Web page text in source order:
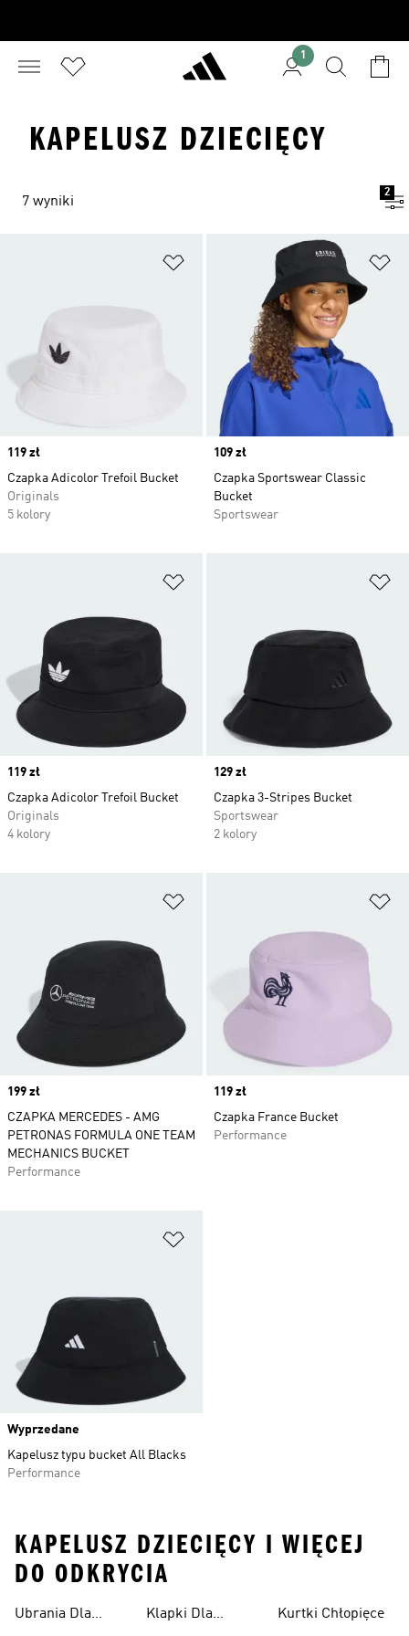
1
KAPELUSZ DZIECIĘCY
7 wyniki
2
Dodaj do listy życzeń
Price
119 zł
Czapka Adicolor Trefoil Bucket
Originals
5 kolory
Price
109 zł
Czapka Sportswear Classic
Bucket
Sportswear
Price
119 zł
Czapka Adicolor Trefoil Bucket
Originals
4 kolory
Price
129 zł
Czapka 3-Stripes Bucket
Sportswear
2 kolory
Price
199 zł
CZAPKA MERCEDES - AMG
PETRONAS FORMULA ONE TEAM
MECHANICS BUCKET
Performance
Price
119 zł
Czapka France Bucket
Performance
Wyprzedane
Kapelusz typu bucket All Blacks
Performance
KAPELUSZ DZIECIĘCY I WIĘCEJ
DO ODKRYCIA
Ubrania Dla
Klapki Dla
Kurtki Chłopięce